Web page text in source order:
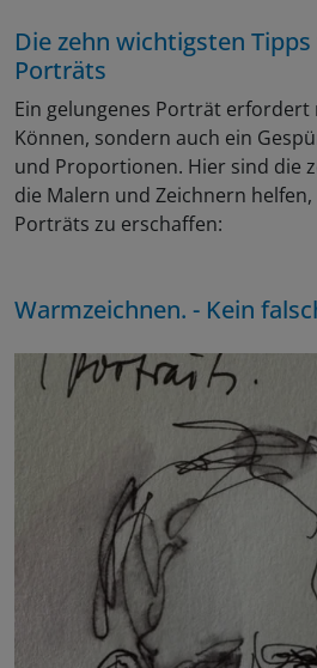
Die zehn wichtigsten
Porträts
Ein gelungenes Porträt
Können, sondern auch ein
und Proportionen. Hier sind die
die Malern und Zeichnern
Porträts zu erschaffen:
Warmzeichnen. - Kein